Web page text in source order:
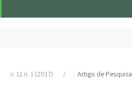
v. 11 n. 1 (2017) Artigo de Pesquisa